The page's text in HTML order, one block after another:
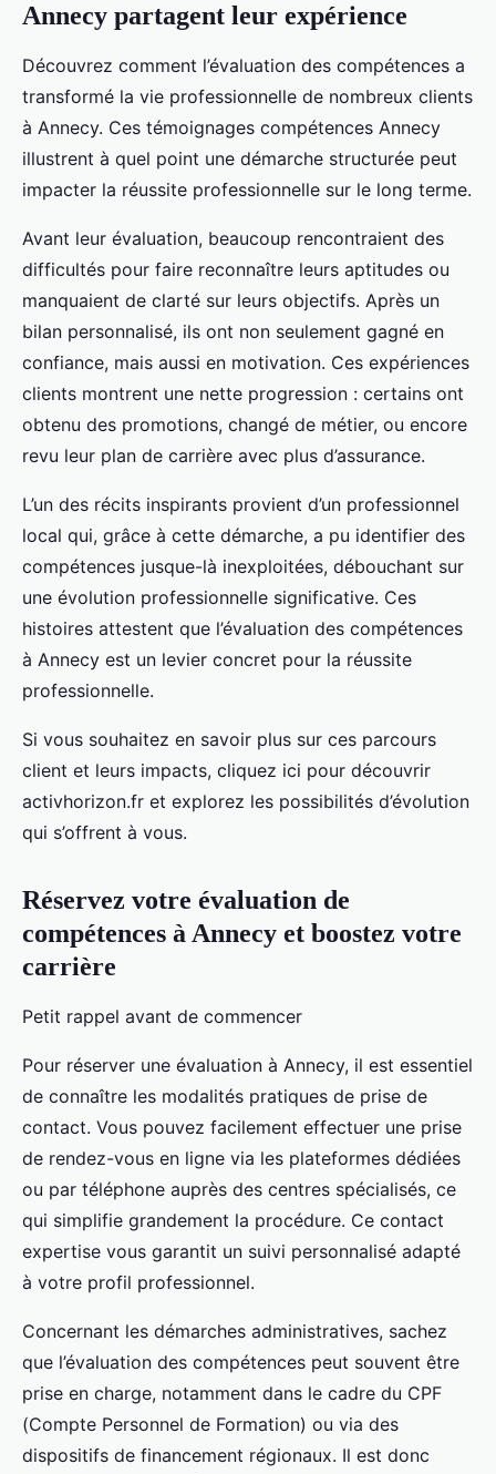
Annecy partagent leur expérience
Découvrez comment l’évaluation des compétences a
transformé la vie professionnelle de nombreux clients
à Annecy. Ces témoignages compétences Annecy
illustrent à quel point une démarche structurée peut
impacter la réussite professionnelle sur le long terme.
Avant leur évaluation, beaucoup rencontraient des
difficultés pour faire reconnaître leurs aptitudes ou
manquaient de clarté sur leurs objectifs. Après un
bilan personnalisé, ils ont non seulement gagné en
confiance, mais aussi en motivation. Ces expériences
clients montrent une nette progression : certains ont
obtenu des promotions, changé de métier, ou encore
revu leur plan de carrière avec plus d’assurance.
L’un des récits inspirants provient d’un professionnel
local qui, grâce à cette démarche, a pu identifier des
compétences jusque-là inexploitées, débouchant sur
une évolution professionnelle significative. Ces
histoires attestent que l’évaluation des compétences
à Annecy est un levier concret pour la réussite
professionnelle.
Si vous souhaitez en savoir plus sur ces parcours
client et leurs impacts, cliquez ici pour découvrir
activhorizon.fr et explorez les possibilités d’évolution
qui s’offrent à vous.
Réservez votre évaluation de
compétences à Annecy et boostez votre
carrière
Petit rappel avant de commencer
Pour réserver une évaluation à Annecy, il est essentiel
de connaître les modalités pratiques de prise de
contact. Vous pouvez facilement effectuer une prise
de rendez-vous en ligne via les plateformes dédiées
ou par téléphone auprès des centres spécialisés, ce
qui simplifie grandement la procédure. Ce contact
expertise vous garantit un suivi personnalisé adapté
à votre profil professionnel.
Concernant les démarches administratives, sachez
que l’évaluation des compétences peut souvent être
prise en charge, notamment dans le cadre du CPF
(Compte Personnel de Formation) ou via des
dispositifs de financement régionaux. Il est donc